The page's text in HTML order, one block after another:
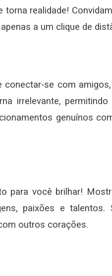
realidade!
a um clique de
conectar-se com
irrelevante,
genuínos
para você brilhar!
paixões e
outros corações.